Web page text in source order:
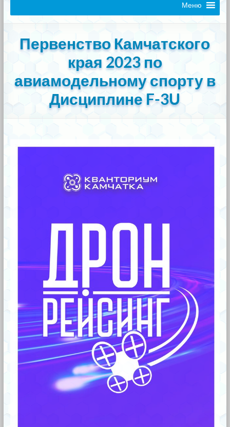
Меню
Первенство Камчатского
края 2023 по
авиамодельному спорту в
Дисциплине F-3U